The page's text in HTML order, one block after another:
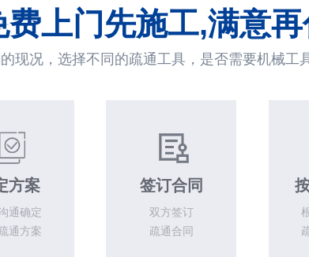
费上门先施工,满意
现况，选择不同的疏通工具，是否需要机械工
方案
通确定
通方案
签订合同
双方签订
疏通合同